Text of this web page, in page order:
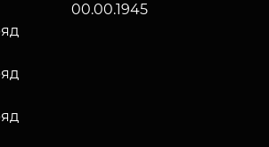
00.00.1945